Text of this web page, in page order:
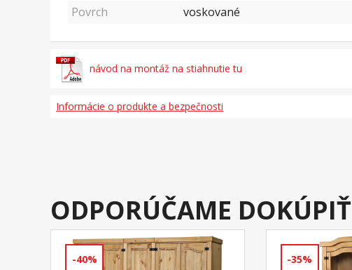
Povrch
voskované
návod na montáž na stiahnutie tu
Informácie o produkte a bezpečnosti
ODPORÚČAME DOKÚPIŤ
-40% -35%